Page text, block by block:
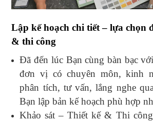
Lập kế hoạch chi tiết – lựa chọn
& thi công
Đã đến lúc Bạn cùng bàn bạc
đơn vị có chuyên môn, kinh
phân tích, tư vấn, lắng nghe
Bạn lập bản kế hoạch phù hợp
Khảo sát – Thiết kế & Thi